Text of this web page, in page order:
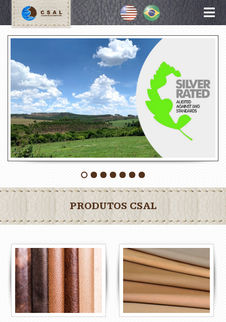
PRODUTOS CSAL